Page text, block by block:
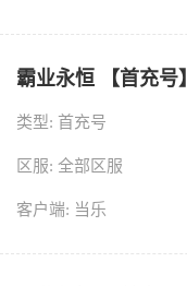
霸业永恒 【首充号
类型: 首充号
区服: 全部区服
客户端: 当乐